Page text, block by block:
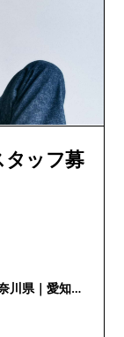
タッフ募
川県｜愛知
福岡県